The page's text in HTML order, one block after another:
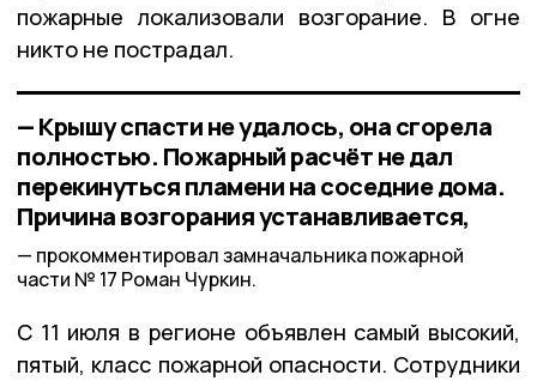
пожарные локализовали возгорание. В огне
никто не пострадал.
— Крышу спасти не удалось, она сгорела
полностью. Пожарный расчёт не дал
перекинуться пламени на соседние дома.
Причина возгорания устанавливается,
прокомментировал замначальника пожарной
части № 17 Роман Чуркин.
С 11 июля в регионе объявлен самый высокий,
пятый, класс пожарной опасности. Сотрудники